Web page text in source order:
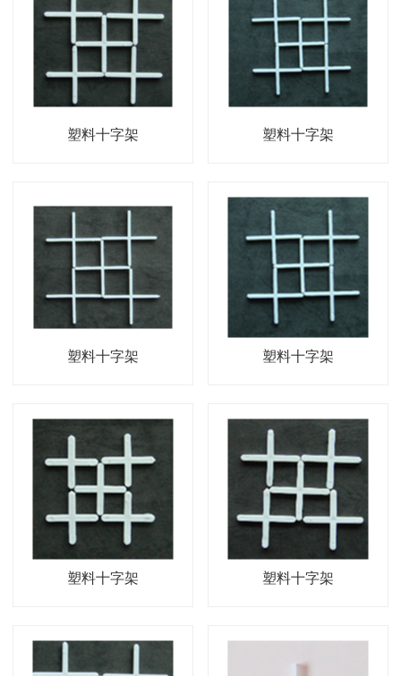
塑料十字架 塑料十字架
塑料十字架 塑料十字架
塑料十字架 塑料十字架